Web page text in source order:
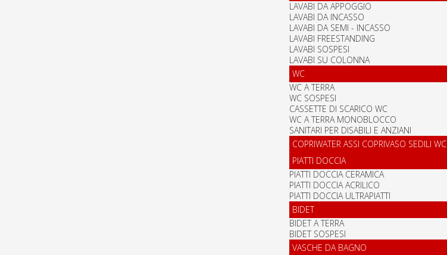
LAVABI DA APPOGGIO
LAVABI DA INCASSO
LAVABI DA SEMI - INCASSO
LAVABI FREESTANDING
LAVABI SOSPESI
LAVABI SU COLONNA
WC
WC A TERRA
WC SOSPESI
CASSETTE DI SCARICO WC
WC A TERRA MONOBLOCCO
SANITARI PER DISABILI E ANZIANI
COPRIWATER ASSI COPRIVASO SEDILI WC
PIATTI DOCCIA
PIATTI DOCCIA CERAMICA
PIATTI DOCCIA ACRILICO
PIATTI DOCCIA ULTRAPIATTI
BIDET
BIDET A TERRA
BIDET SOSPESI
VASCHE DA BAGNO